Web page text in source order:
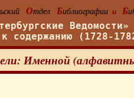
Отдел Библиографии и Б
к содержанию (1728-
Именной